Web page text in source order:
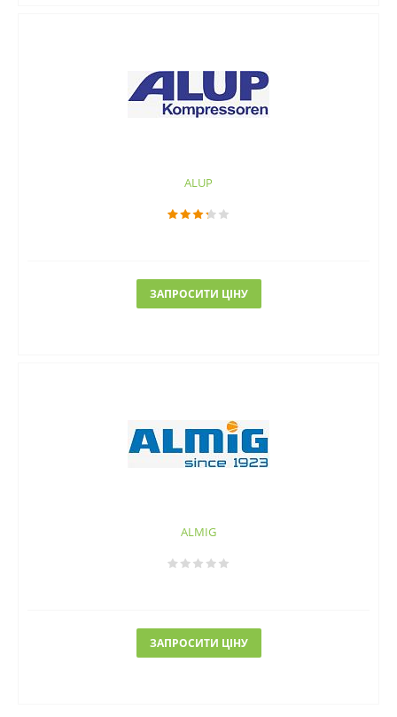
ALUP
ЗАПРОСИТИ ЦІНУ
ALMIG
ЗАПРОСИТИ ЦІНУ